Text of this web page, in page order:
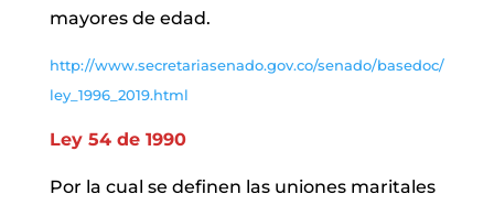
mayores de edad.
http://www.secretariasenado.gov.co/senado/basedoc/
ley_1996_2019.html
Ley 54 de 1990
Por la cual se definen las uniones maritales